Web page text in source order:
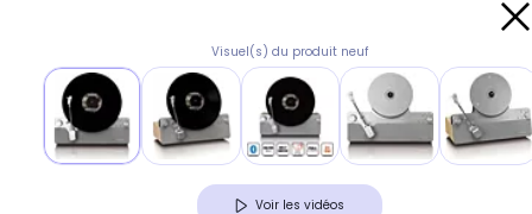
Visuel(s) du produit neuf
Voir les vidéos